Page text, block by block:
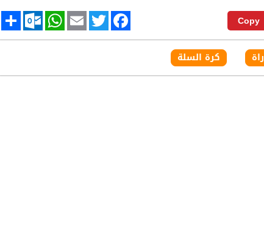
Copy
Facebook
Twitter
Email
WhatsApp
Outlook.com
Share
كرة السلة